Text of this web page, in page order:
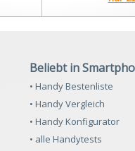
Beliebt in
• Handy Bestenliste
• Handy Vergleich
• Handy Konfigurator
• alle Handytests